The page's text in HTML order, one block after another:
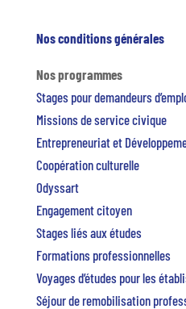
Nos conditions générales
Nos programmes
Stages pour demandeurs
Missions de service civique
Entrepreneuriat et
Coopération culturelle
Odyssart
Engagement citoyen
Stages liés aux études
Formations professionnelles
Voyages d’études pour les
Séjour de remobilisation